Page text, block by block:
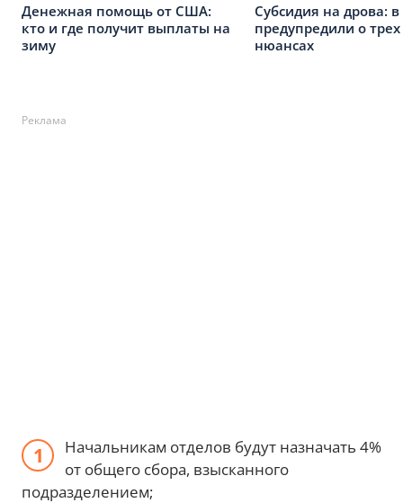
Денежная помощь от США:
кто и где получит выплаты на
зиму
Субсидия на дрова:
предупредили о
нюансах
Реклама
Начальникам отделов будут назначать 4%
от общего сбора, взысканного
подразделением;